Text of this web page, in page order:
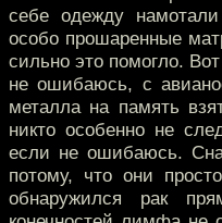
себе одежду
особо прошаренные
сильно это помогло.
не ошибаюсь, с
металла на память
никто особенно не
если не ошибаюсь.
потому, что они
обнаружился рак